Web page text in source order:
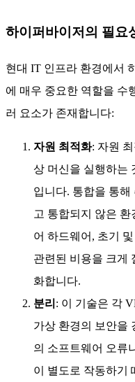
하이퍼바이저의 필요
현대 IT 인프라 환경에서
에 매우 중요한 역할을 수
러 요소가 존재합니다:
자원 최적화: 자원
상 머신을 실행하는
입니다. 통합을 통
고 통합되지 않은
어 하드웨어, 초기
관련된 비용을 크게
화합니다.
분리 : 이 기술은 각
가상 환경의 보안을
의 소프트웨어 오류
이 별도로 작동하기